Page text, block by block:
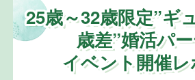
25歳～32歳限定”ギ
歳差”婚活パ
イベント開催